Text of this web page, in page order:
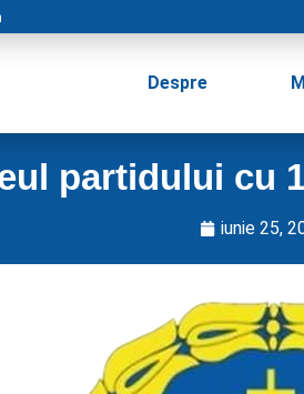
Despre
partidului cu
iunie 25,